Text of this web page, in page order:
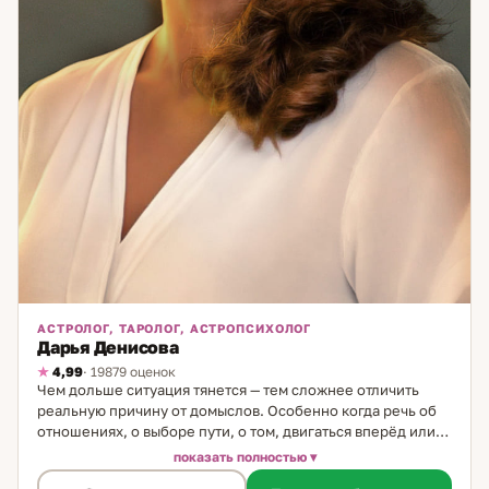
АСТРОЛОГ, ТАРОЛОГ, АСТРОПСИХОЛОГ
Дарья Денисова
4,99· 19879 оценок
Чем дольше ситуация тянется — тем сложнее отличить
реальную причину от домыслов. Особенно когда речь об
отношениях, о выборе пути, о том, двигаться вперёд или
ждать. Именно в такие моменты важно иметь ясную
картину — не общую, а точно вашу. Я практикую 29 лет — в
показать полностью